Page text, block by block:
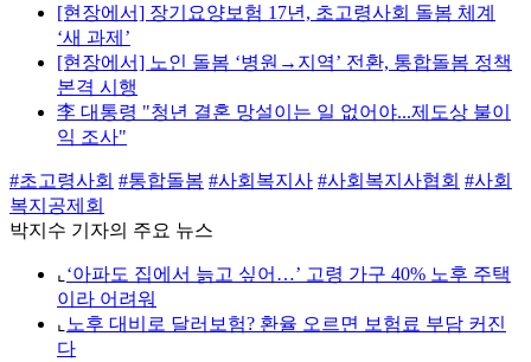
[현장에서] 장기요양보험 17년, 초고령사회 돌봄 체계
‘새 과제’
[현장에서] 노인 돌봄 ‘병원→지역’ 전환, 통합돌봄 정책
본격 시행
李 대통령 "청년 결혼 망설이는 일 없어야...제도상 불이
익 조사"
#초고령사회 #통합돌봄 #사회복지사 #사회복지사협회 #사회
복지공제회
박지수 기자의 주요 뉴스
⌞ ‘아파도 집에서 늙고 싶어…’ 고령 가구 40% 노후 주택
이라 어려워
⌞ 노후 대비로 달러보험? 환율 오르면 보험료 부담 커진
다